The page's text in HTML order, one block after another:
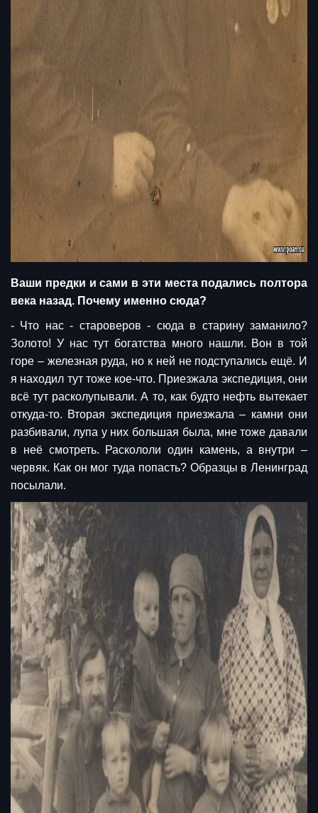
Ваши предки и сами в эти места подались полтора
века назад. Почему именно сюда?
- Что нас - староверов - сюда в старину заманило?
Золото! У нас тут богатства много нашли. Вон в той
горе – железная руда, но к ней не подступались ещё. И
я находил тут тоже кое-что. Приезжала экспедиция, они
всё тут расколупывали. А то, как будто нефть вытекает
откуда-то. Вторая экспедиция приезжала – камни они
разбивали, лупа у них большая была, мне тоже давали
в неё смотреть. Раскололи один камень, а внутри –
червяк. Как он мог туда попасть? Образцы в Ленинград
посылали.